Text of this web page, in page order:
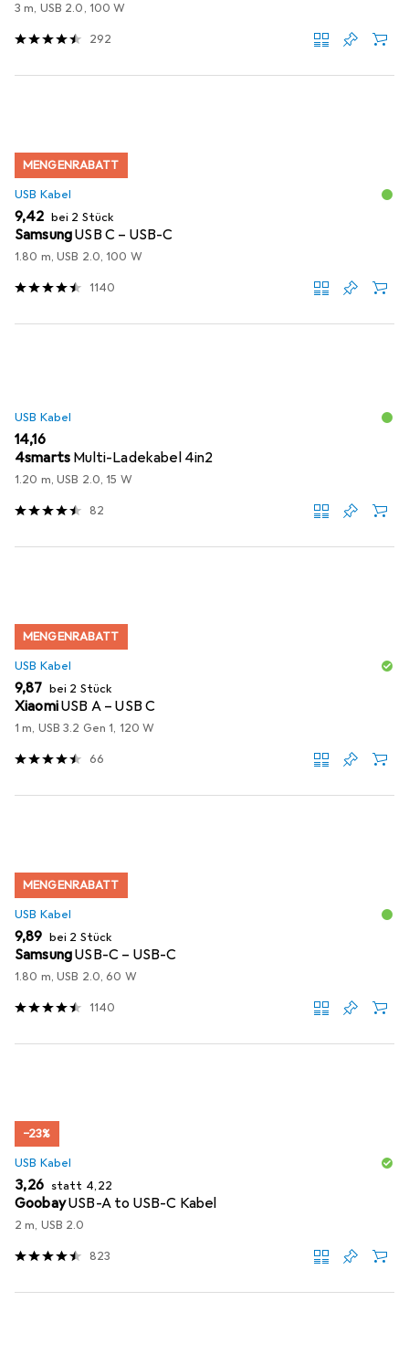
3 m, USB 2.0, 100 W
292
MENGENRABATT
USB Kabel
EUR
9,42 bei 2 Stück
SamsungUSB C – USB-C
1.80 m, USB 2.0, 100 W
1140
USB Kabel
EUR
14,16
4smarts Multi-Ladekabel 4in2
1.20 m, USB 2.0, 15 W
82
MENGENRABATT
USB Kabel
EUR
9,87 bei 2 Stück
XiaomiUSB A – USB C
1 m, USB 3.2 Gen 1, 120 W
66
MENGENRABATT
USB Kabel
EUR
9,89 bei 2 Stück
SamsungUSB-C – USB-C
1.80 m, USB 2.0, 60 W
1140
−23%
USB Kabel
EUR
3,26 statt EUR
4,22
GoobayUSB-A to USB-C Kabel
2 m, USB 2.0
823